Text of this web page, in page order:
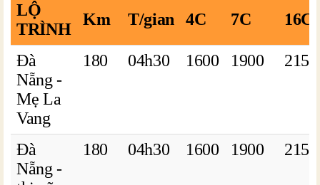
LỘ
TRÌNH
Km T/gian 4C 7C 16C
Đà
Nẵng -
Mẹ La
Vang
180 04h30 1600 1900 2150
Đà
Nẵng -
180 04h30 1600 1900 2150